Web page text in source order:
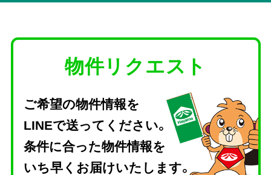
物件リクエスト
ご希望の物件情報を
LINEで送ってください。
条件に合った物件情報を
いち早くお届けいたします。